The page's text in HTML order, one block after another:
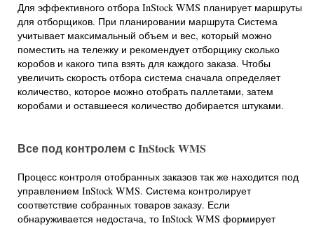
Для эффективного отбора InStock WMS планирует маршруты
для отборщиков. При планировании маршрута Система
учитывает максимальный объем и вес, который можно
поместить на тележку и рекомендует отборщику сколько
коробов и какого типа взять для каждого заказа. Чтобы
увеличить скорость отбора система сначала определяет
количество, которое можно отобрать паллетами, затем
коробами и оставшееся количество добирается штуками.
Все под контролем с InStock WMS
Процесс контроля отобранных заказов так же находится под
управлением InStock WMS. Система контролирует
соответствие собранных товаров заказу. Если
обнаруживается недостача, то InStock WMS формирует